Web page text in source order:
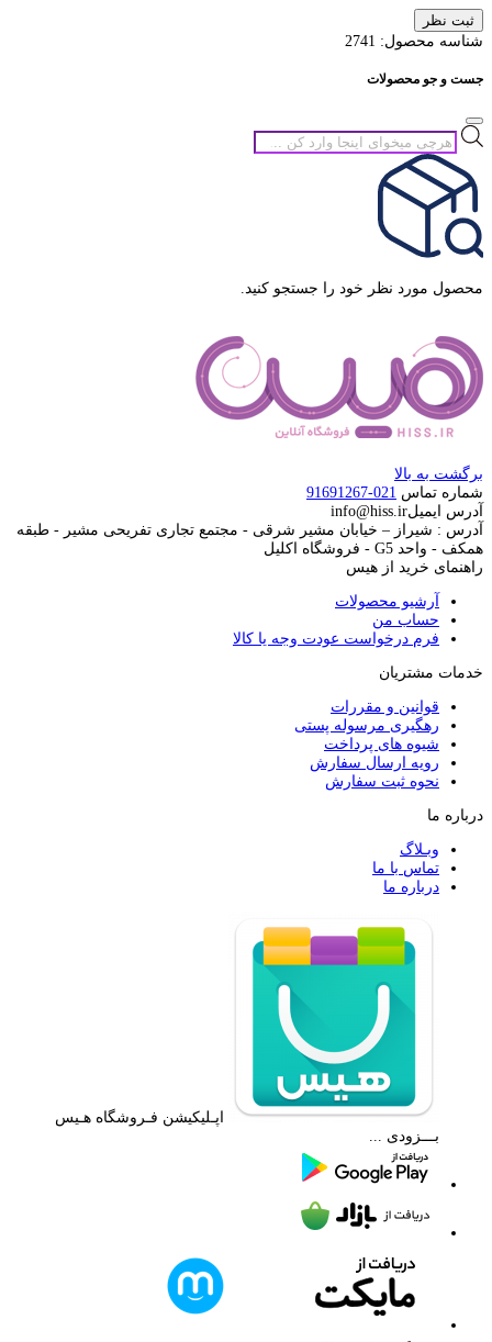
ثبت نظر
شناسه محصول: 2741
جست و جو محصولات
جستجوی
محصولات
محصول مورد نظر خود را جستجو کنید.
برگشت به بالا
شماره تماس 021-91691267
آدرس ایمیلinfo@hiss.ir
آدرس : شیراز – خیابان مشیر شرقی - مجتمع تجاری تفریحی مشیر - طبقه
همکف - واحد G5 - فروشگاه اکلیل
راهنمای خرید از هیس
آرشیو محصولات
حساب من
فرم درخواست عودت وجه یا کالا
خدمات مشتریان
قوانین و مقررات
رهگیری مرسوله پستی
شیوه های پرداخت
رویه ارسال سفارش
نحوه ثبت سفارش
درباره ما
وبـلاگ
تماس با ما
درباره ما
اپـلیکیشن فـروشگاه هـیس
بـــزودی ...